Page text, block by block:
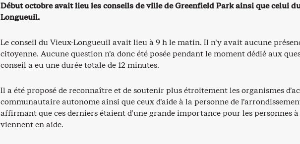
Début octobre avait lieu les conseils de ville de Greenfield Park ainsi que celui
Longueuil.
Le conseil du Vieux-Longueuil avait lieu à 9 h le matin. Il n’y avait aucune
citoyenne. Aucune question n’a donc été posée pendant le moment dédié aux
conseil a eu une durée totale de 12 minutes.
Il a été proposé de reconnaître et de soutenir plus étroitement les organismes
communautaire autonome ainsi que ceux d’aide à la personne de
affirmant que ces derniers étaient d’une grande importance pour les personnes
viennent en aide.